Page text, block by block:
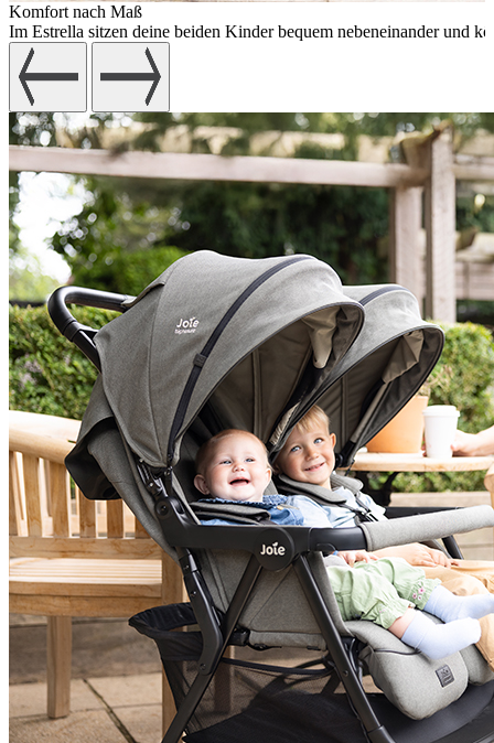
Komfort nach Maß
Im Estrella sitzen deine beiden Kinder bequem nebeneinander und